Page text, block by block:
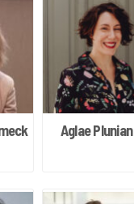
Aglae Plunian